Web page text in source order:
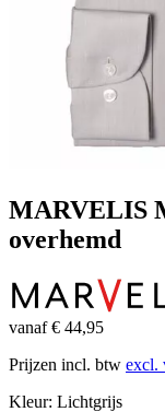
MARVELIS
overhemd
vanaf € 44,95
Prijzen incl. btw excl.
Kleur: Lichtgrijs